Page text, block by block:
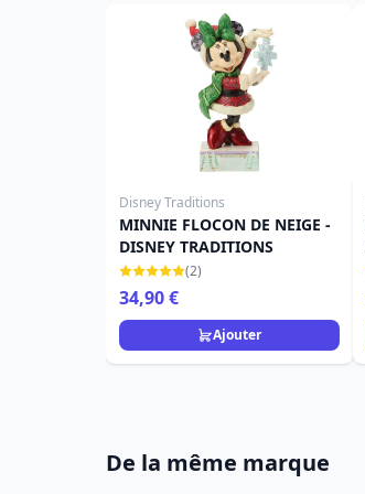
Disney Traditions
MINNIE FLOCON DE NEIGE -
DISNEY TRADITIONS
(2)
34,90 €
Ajouter
De la même marque